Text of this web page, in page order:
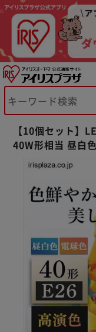
【10個セット】
40W形相当 昼白